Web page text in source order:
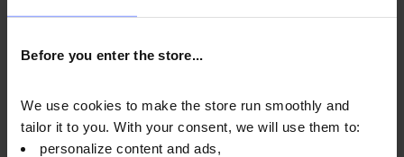
Before you enter the store...
We use cookies to make the store run smoothly and
tailor it to you. With your consent, we will use them to:
personalize content and ads,
ПІДТРИМУЙТЕ ФОРМУ І ЗАОЩАДЖУЙТЕ!
* Одноразовий купон. Знижка не сумується з іншими акціями та
наборами. Діє тільки на продукцію OstroVit та EthicSport.